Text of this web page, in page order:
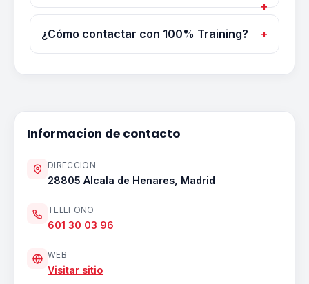
¿Cómo contactar con 100% Training?
Informacion de contacto
DIRECCION
28805 Alcala de Henares, Madrid
TELEFONO
601 30 03 96
WEB
Visitar sitio